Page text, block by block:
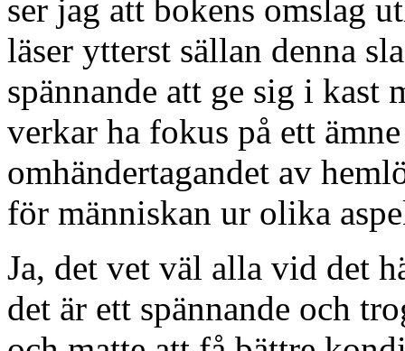
ser jag att bokens omslag
läser ytterst sällan denna
spännande att ge sig i kast
verkar ha fokus på ett
omhändertagandet av
för människan ur olika
Ja, det vet väl alla vid det
det är ett spännande och